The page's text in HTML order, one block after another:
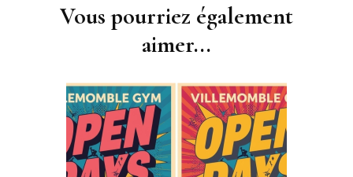
Vous pourriez également
aimer...